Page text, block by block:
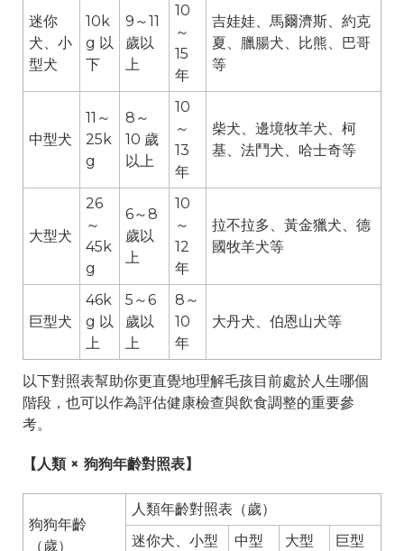
迷你
犬、小
型犬
10k
g 以
下
9～11
歲以
上
10
～
15
年
吉娃娃、馬爾濟斯、約克
夏、臘腸犬、比熊、巴哥
等
中型犬
11～
25k
g
8～
10 歲
以上
10
～
13
年
柴犬、邊境牧羊犬、柯
基、法鬥犬、哈士奇等
大型犬
26
～
45k
g
6～8
歲以
上
10
～
12
年
拉不拉多、黃金獵犬、德
國牧羊犬等
巨型犬
46k
g 以
上
5～6
歲以
上
8～
10
年
大丹犬、伯恩山犬等
以下對照表幫助你更直覺地理解毛孩目前處於人生哪個
階段，也可以作為評估健康檢查與飲食調整的重要參
考。
【人類 × 狗狗年齡對照表】
狗狗年齡
（歲）
人類年齡對照表（歲）
迷你犬、小型
中型 大型 巨型